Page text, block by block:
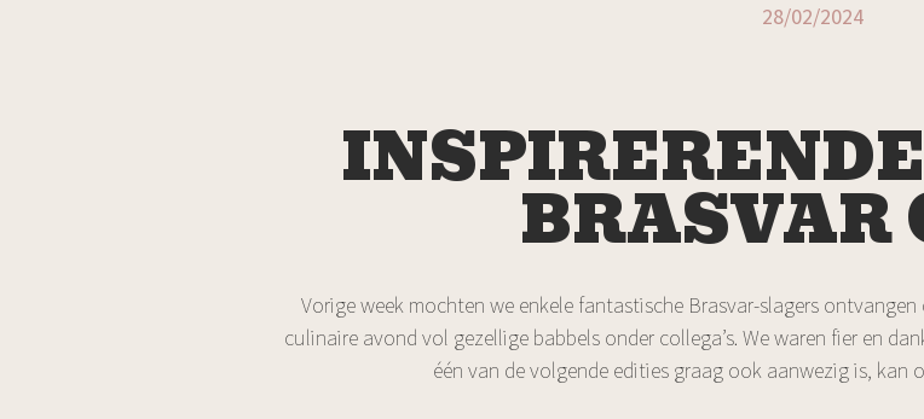
28/02/2024
BRASVAR
Vorige week mochten we enkele fantastische Brasvar-slagers
culinaire avond vol gezellige babbels onder collega’s. We waren fier en
één van de volgende edities graag ook aanwezig is, kan